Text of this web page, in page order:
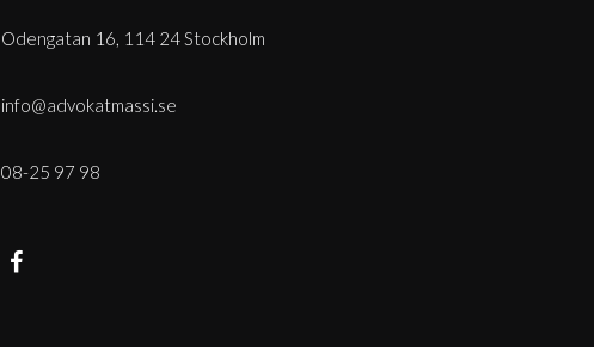
Odengatan 16, 114 24 Stockholm
info@advokatmassi.se
08-25 97 98